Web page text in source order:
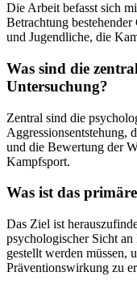
Die Arbeit befasst sich
Betrachtung
und Jugendliche, die
Was sind die
Untersuchung?
Zentral sind die
Aggressionsentstehung,
und die Bewertung der
Kampfsport.
Was ist das
Das Ziel ist
psychologischer Sicht
gestellt werden müssen,
Präventionswirkung zu